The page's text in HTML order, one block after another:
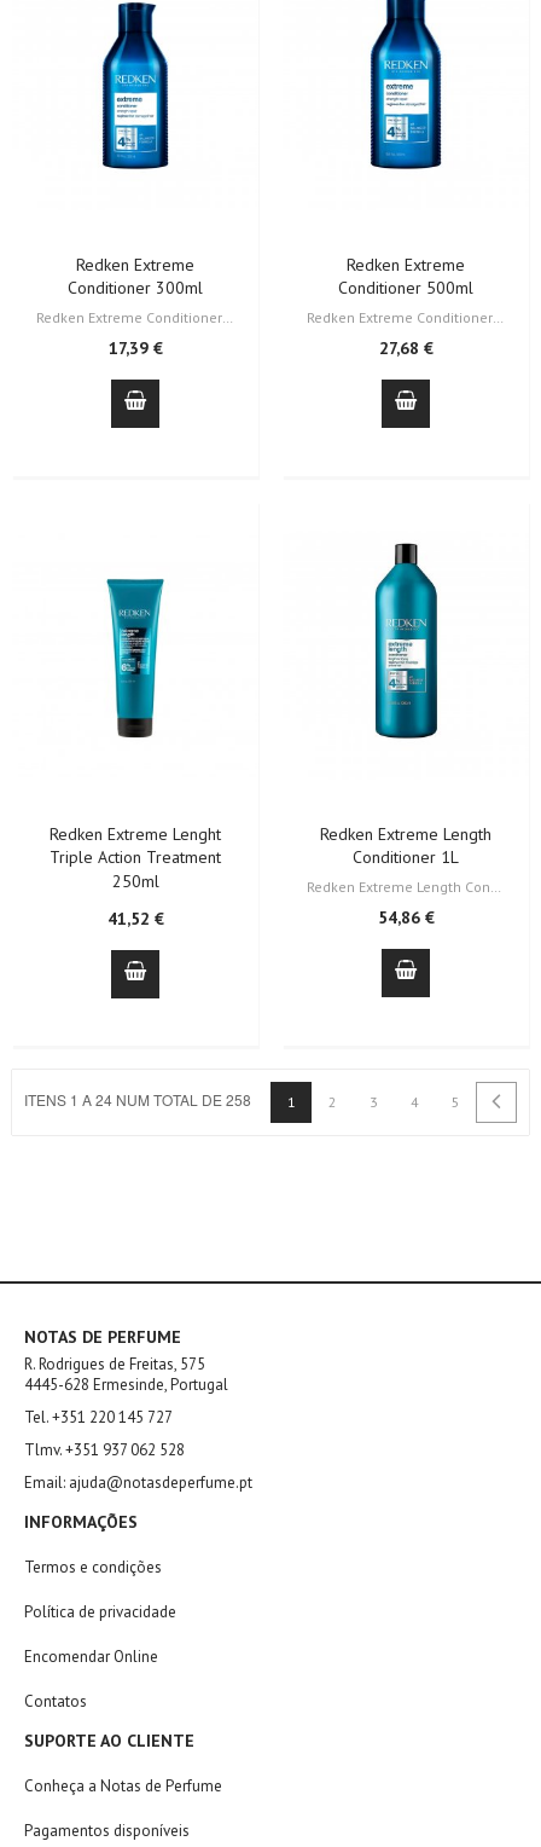
Redken Extreme
Conditioner 300ml
17,39 €
Redken Extreme
Conditioner 500ml
27,68 €
Redken Extreme Lenght
Triple Action Treatment
250ml
41,52 €
Redken Extreme Length
Conditioner 1L
54,86 €
ITENS 1 A 24 NUM TOTAL DE 258 1 2 3 4 5
NOTAS DE PERFUME
R. Rodrigues de Freitas, 575
4445-628 Ermesinde, Portugal
Tel. +351 220 145 727
Tlmv. +351 937 062 528
Email: ajuda@notasdeperfume.pt
INFORMAÇÕES
Termos e condições
Política de privacidade
Encomendar Online
Contatos
SUPORTE AO CLIENTE
Conheça a Notas de Perfume
Pagamentos disponíveis